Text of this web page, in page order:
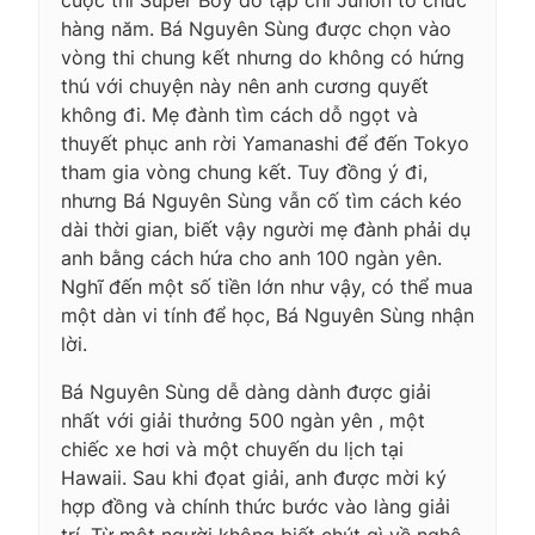
hàng năm. Bá Nguyên Sùng được chọn vào
vòng thi chung kết nhưng do không có hứng
thú với chuyện này nên anh cương quyết
không đi. Mẹ đành tìm cách dỗ ngọt và
thuyết phục anh rời Yamanashi để đến Tokyo
tham gia vòng chung kết. Tuy đồng ý đi,
nhưng Bá Nguyên Sùng vẫn cố tìm cách kéo
dài thời gian, biết vậy người mẹ đành phải dụ
anh bằng cách hứa cho anh 100 ngàn yên.
Nghĩ đến một số tiền lớn như vậy, có thể mua
một dàn vi tính để học, Bá Nguyên Sùng nhận
lời.
Bá Nguyên Sùng dễ dàng dành được giải
nhất với giải thưởng 500 ngàn yên , một
chiếc xe hơi và một chuyến du lịch tại
Hawaii. Sau khi đọat giải, anh được mời ký
hợp đồng và chính thức bước vào làng giải